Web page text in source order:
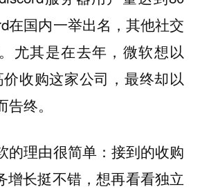
在国内一举出名，其他社交
尤其是在去年，微软想以
收购这家公司，最终却以
终。
的理由很简单：接到的收购
增长挺不错，想再看看独立